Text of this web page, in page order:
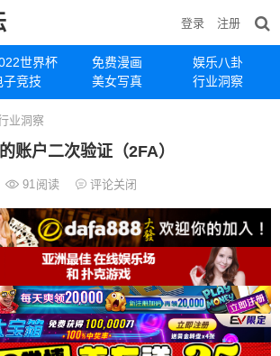
世界杯 免费漫画
娱乐八卦
子竞技 美女写真 行业洞察
登录 注册
业洞察
账户二次验证（2FA）
91阅读 评论关闭